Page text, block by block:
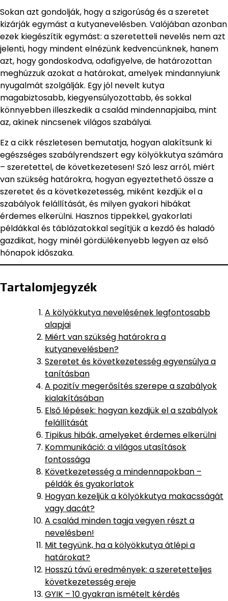
Sokan azt gondolják, hogy a szigorúság és a szeretet
kizárják egymást a kutyanevelésben. Valójában azonban
ezek kiegészítik egymást: a szeretetteli nevelés nem azt
jelenti, hogy mindent elnézünk kedvencünknek, hanem
azt, hogy gondoskodva, odafigyelve, de határozottan
meghúzzuk azokat a határokat, amelyek mindannyiunk
nyugalmát szolgálják. Egy jól nevelt kutya
magabiztosabb, kiegyensúlyozottabb, és sokkal
könnyebben illeszkedik a család mindennapjaiba, mint
az, akinek nincsenek világos szabályai.
Ez a cikk részletesen bemutatja, hogyan alakítsunk ki
egészséges szabályrendszert egy kölyökkutya számára
– szeretettel, de következetesen! Szó lesz arról, miért
van szükség határokra, hogyan egyeztethető össze a
szeretet és a következetesség, miként kezdjük el a
szabályok felállítását, és milyen gyakori hibákat
érdemes elkerülni. Hasznos tippekkel, gyakorlati
példákkal és táblázatokkal segítjük a kezdő és haladó
gazdikat, hogy minél gördülékenyebb legyen az első
hónapok időszaka.
Tartalomjegyzék
A kölyökkutya nevelésének legfontosabb
alapjai
Miért van szükség határokra a
kutyanevelésben?
Szeretet és következetesség egyensúlya a
tanításban
A pozitív megerősítés szerepe a szabályok
kialakításában
Első lépések: hogyan kezdjük el a szabályok
felállítását
Tipikus hibák, amelyeket érdemes elkerülni
Kommunikáció: a világos utasítások
fontossága
Következetesség a mindennapokban –
példák és gyakorlatok
Hogyan kezeljük a kölyökkutya makacsságát
vagy dacát?
A család minden tagja vegyen részt a
nevelésben!
Mit tegyünk, ha a kölyökkutya átlépi a
határokat?
Hosszú távú eredmények: a szeretetteljes
következetesség ereje
GYIK – 10 gyakran ismételt kérdés